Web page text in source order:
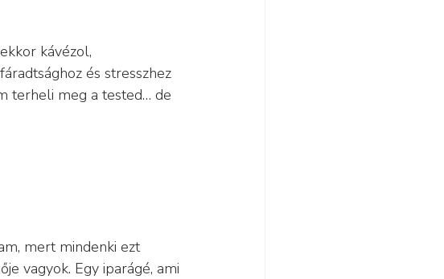
kávézol,
és stresszhez
terheli meg a tested… de
mert mindenki ezt
vagyok. Egy iparágé, ami